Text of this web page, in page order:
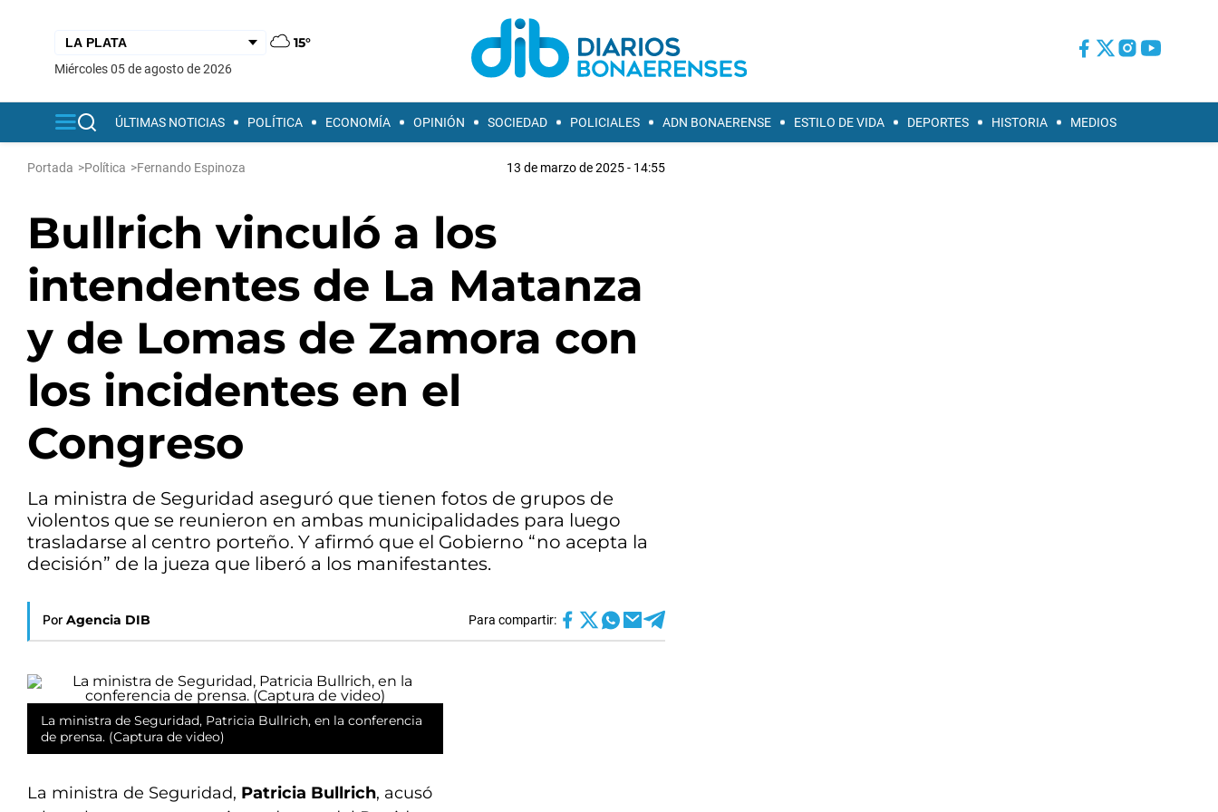
15°
miércoles 05 de agosto de 2026
ÚLTIMAS NOTICIAS POLÍTICA ECONOMÍA OPINIÓN SOCIEDAD POLICIALES ADN BONAERENSE ESTILO DE VIDA DEPORTES HISTORIA MEDIOS
Portada >Política >Fernando Espinoza 13 de marzo de 2025 - 14:55
Bullrich vinculó a los
intendentes de La Matanza
y de Lomas de Zamora con
los incidentes en el
Congreso
La ministra de Seguridad aseguró que tienen fotos de grupos de
violentos que se reunieron en ambas municipalidades para luego
trasladarse al centro porteño. Y afirmó que el Gobierno “no acepta la
decisión” de la jueza que liberó a los manifestantes.
Por Agencia DIB Para compartir:
La ministra de Seguridad, Patricia Bullrich, en la conferencia
de prensa. (Captura de video)
La ministra de Seguridad, Patricia Bullrich, acusó